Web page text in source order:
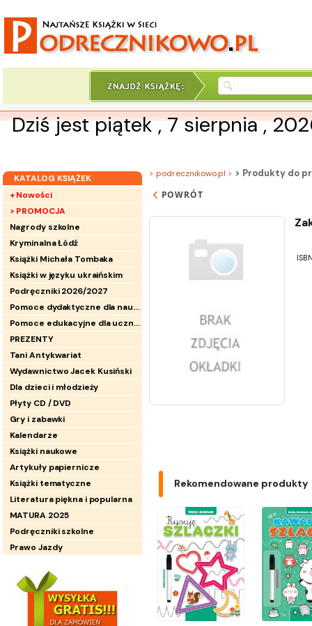
Dziś jest piątek , 7 sierpnia ,
KATALOG KSIĄŻEK
+ Nowości
> PROMOCJA
Nagrody szkolne
Kryminalna Łódź
Książki Michała Tombaka
Książki w języku ukraińskim
Podręczniki 2026/2027
Pomoce dydaktyczne dla nauczycieli
Pomoce edukacyjne dla uczniów
PREZENTY
Tani Antykwariat
Wydawnictwo Jacek Kusiński
Dla dzieci i młodzieży
Płyty CD / DVD
Gry i zabawki
Kalendarze
Książki naukowe
Artykuły papiernicze
Książki tematyczne
Literatura piękna i popularna
MATURA 2025
Podręczniki szkolne
Prawo Jazdy
> podrecznikowo.pl > > Produkty do
POWRÓT
Rekomendowane produkty